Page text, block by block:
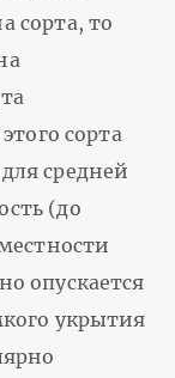
сорта, то
сорта
средней
(до
опускается
укрытия